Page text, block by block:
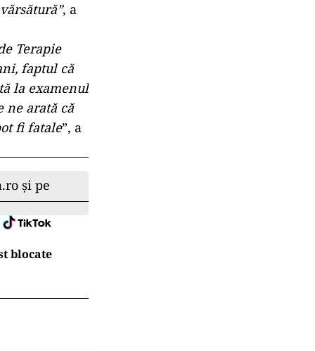
, a
Terapie
faptul că
la examenul
ne arată că
fi fatale”, a
și pe
blocate